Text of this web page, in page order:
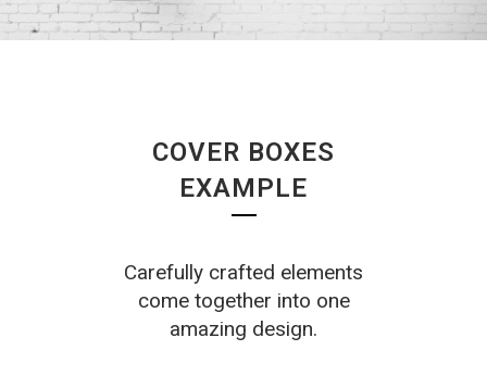
COVER BOXES
EXAMPLE
Carefully crafted elements
come together into one
amazing design.